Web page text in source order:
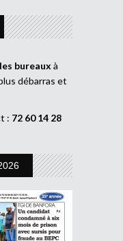
bureaux à
débarras et
: 72 60 14 28